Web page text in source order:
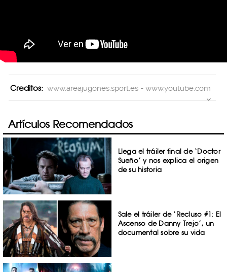
Creditos: www.areajugones.sport.es - www.youtube.com
Artículos Recomendados
Llega el tráiler final de ‘Doctor
Sueño’ y nos explica el origen
de su historia
Sale el tráiler de ‘Recluso #1: El
Ascenso de Danny Trejo’, un
documental sobre su vida